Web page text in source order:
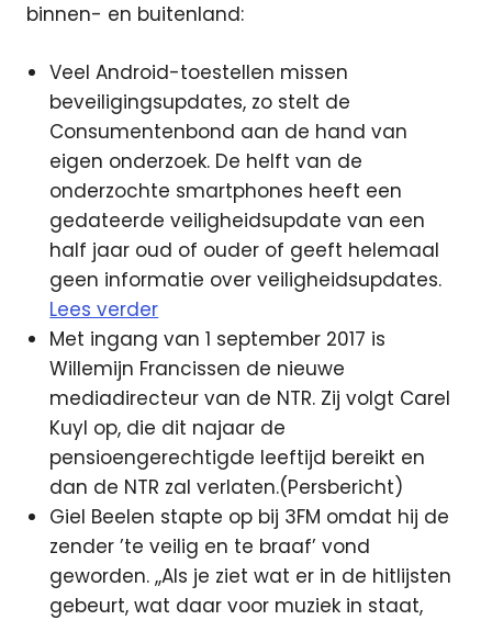
binnen- en buitenland:
Veel Android-toestellen missen
beveiligingsupdates, zo stelt de
Consumentenbond aan de hand van
eigen onderzoek. De helft van de
onderzochte smartphones heeft een
gedateerde veiligheidsupdate van een
half jaar oud of ouder of geeft helemaal
geen informatie over veiligheidsupdates.
Lees verder
Met ingang van 1 september 2017 is
Willemijn Francissen de nieuwe
mediadirecteur van de NTR. Zij volgt Carel
Kuyl op, die dit najaar de
pensioengerechtigde leeftijd bereikt en
dan de NTR zal verlaten.(Persbericht)
Giel Beelen stapte op bij 3FM omdat hij de
zender ’te veilig en te braaf’ vond
geworden. ,,Als je ziet wat er in de hitlijsten
gebeurt, wat daar voor muziek in staat,